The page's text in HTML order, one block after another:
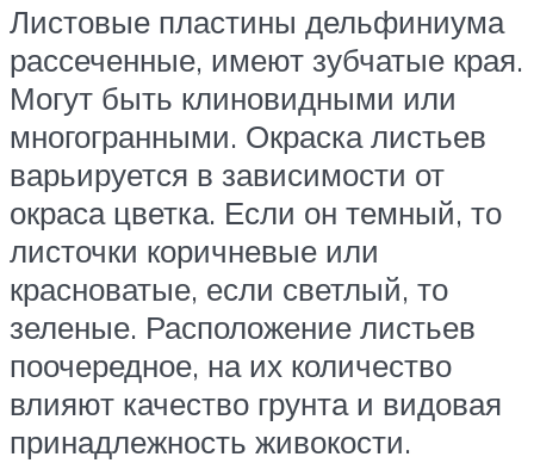
Листовые пластины дельфиниума
рассеченные, имеют зубчатые края.
Могут быть клиновидными или
многогранными. Окраска листьев
варьируется в зависимости от
окраса цветка. Если он темный, то
листочки коричневые или
красноватые, если светлый, то
зеленые. Расположение листьев
поочередное, на их количество
влияют качество грунта и видовая
принадлежность живокости.